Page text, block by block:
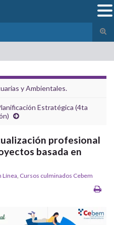
el
y Ambientales.
Estratégica (4ta
profesional
basada en
Línea, Cursos culminados Cebem